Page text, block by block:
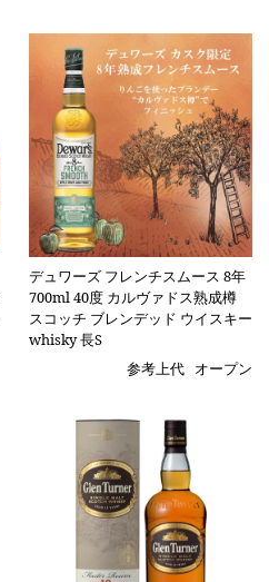
デュワーズ フレンチスムース 8年
700ml 40度 カルヴァドス熟成樽
スコッチ ブレンデッド ウイスキー
whisky 長S
参考上代 オープン